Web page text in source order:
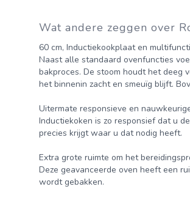
Wat andere zeggen over
60 cm, Inductiekookplaat en
Naast alle standaard ovenfuncties
bakproces. De stoom houdt het deeg
het binnenin zacht en smeuïg blijft.
Uitermate responsieve en
Inductiekoken is zo responsief dat u
precies krijgt waar u dat nodig heeft.
Extra grote ruimte om het
Deze geavanceerde oven heeft een
wordt gebakken.